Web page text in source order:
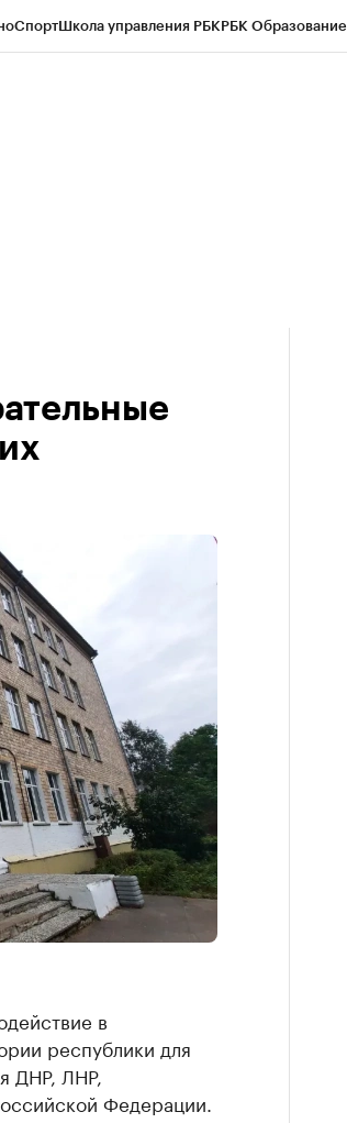
СпортШкола управления РБКРБК Образование
в
республики для
ДНР, ЛНР,
Федерации.